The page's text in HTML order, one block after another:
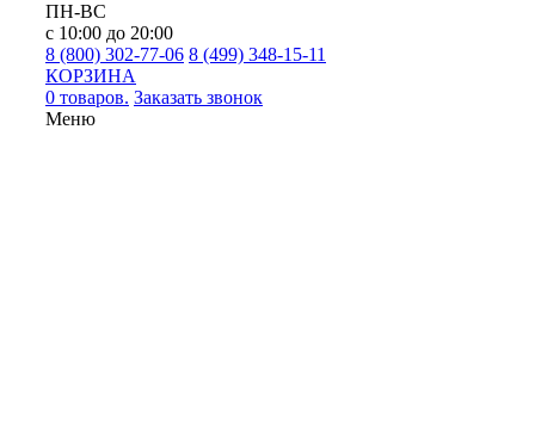
ПН-ВС
с 10:00 до 20:00
8 (800) 302-77-06 8 (499) 348-15-11
КОРЗИНА
0 товаров. Заказать звонок
Меню